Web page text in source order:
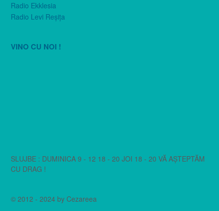
Radio Ekklesia
Radio Levi Reşiţa
VINO CU NOI !
SLUJBE : DUMINICA 9 - 12 18 - 20 JOI 18 - 20 VĂ AȘTEPTĂM
CU DRAG !
© 2012 - 2024 by Cezareea